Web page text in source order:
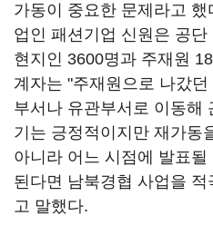
가동이 중요한 문제라고 했
업인 패션기업 신원은 공
현지인 3600명과 주재원
계자는 "주재원으로 나갔
부서나 유관부서로 이동해
기는 긍정적이지만 재가동
아니라 어느 시점에 발표될
된다면 남북경협 사업을
고 말했다.